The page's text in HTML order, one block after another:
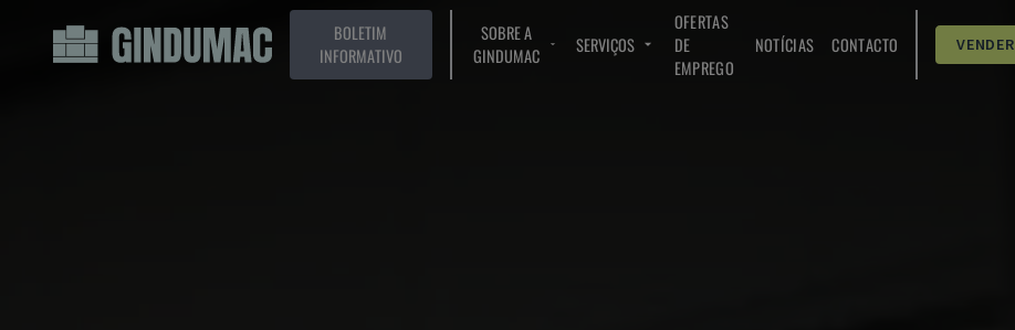
BOLETIM
INFORMATIVO
SOBRE A
GINDUMAC
SERVIÇOS
OFERTAS
DE
EMPREGO
NOTÍCIAS CONTACTO VENDER